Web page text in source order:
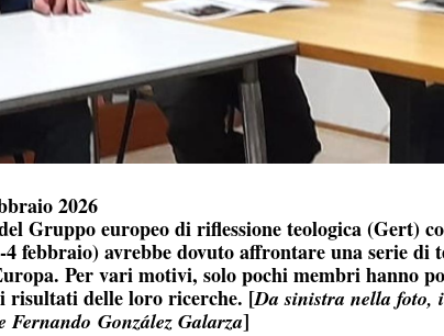
2026
Gruppo europeo di riflessione teologica (Gert)
febbraio) avrebbe dovuto affrontare una serie di
Per vari motivi, solo pochi membri hanno
risultati delle loro ricerche. [Da sinistra nella foto,
Fernando González Galarza]